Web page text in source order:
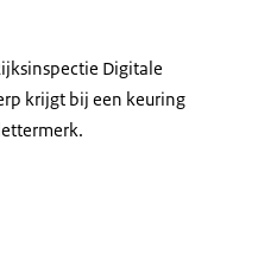
Digitale
krijgt bij een keuring